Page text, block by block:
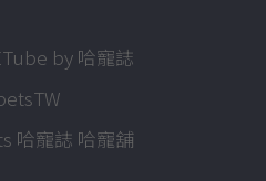
by 哈寵誌
哈寵誌 哈寵舖